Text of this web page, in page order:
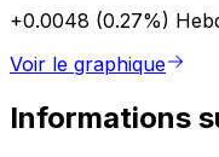
+0.0048 (0.27%)
Voir le graphique
Informations